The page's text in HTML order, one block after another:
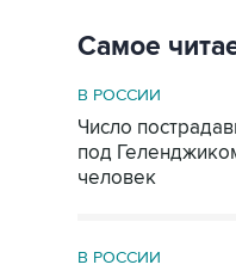
Самое
В РОССИИ
Число
под
человек
В РОССИИ